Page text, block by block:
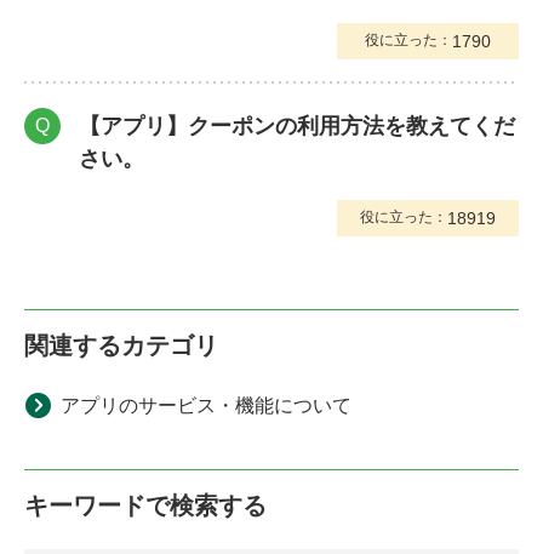
役に立った： 1790
Q
【アプリ】クーポンの利用方法を教えてくだ
さい。
役に立った： 18919
関連するカテゴリ
アプリのサービス・機能について
キーワードで検索する